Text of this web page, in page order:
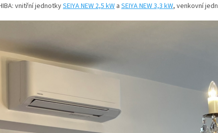
vnitřní jednotkySEIYA NEW 2,5 kW a SEIYA NEW 3,3 kW, venkovní